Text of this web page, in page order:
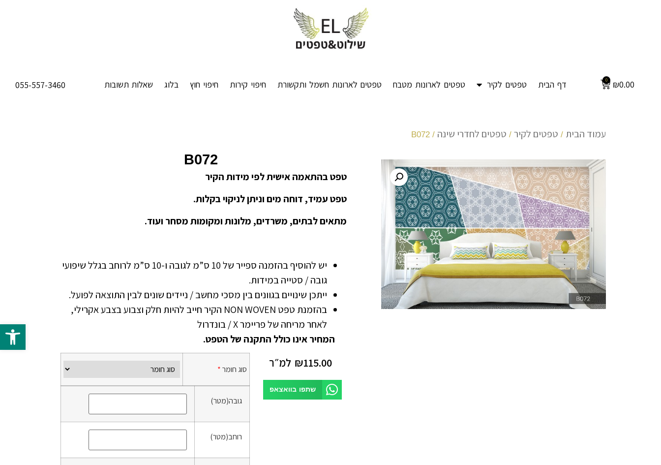
₪0.00
0 דף הבית טפטים לקיר טפטים לארונות מטבח טפטים לארונות חשמל ותקשורת חיפוי קירות חיפוי חוץ בלוג שאלות תשובות 055-557-3460
עמוד הבית / טפטים לקיר / טפטים לחדרי שינה / B072
B072
טפט בהתאמה אישית לפי מידות הקיר
טפט עמיד, דוחה מים וניתן לניקוי בקלות.
מתאים לבתים, משרדים, מלונות ומקומות מסחר ועוד.
יש להוסיף בהזמנה ספייר של 10 ס”מ לגובה ו-10 ס”מ לרוחב בגלל שיפועי
גובה / סטייה במידות.
ייתכן שינויים בגוונים בין מסכי מחשב / ניידים שונים לבין התוצאה לפועל.
בהזמנת טפט NON WOVEN הקיר חייב להיות חלק וצבוע בצבע אקרילי,
לאחר מריחה של פריימר X / בונדרול
המחיר אינו כולל התקנה של הטפט.
₪115.00 למ״ר
שתפו בוואצאפ
סוג חומר*
גובה(מטר)
רוחב(מטר)